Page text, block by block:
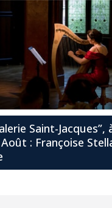
Saint-
: Françoise